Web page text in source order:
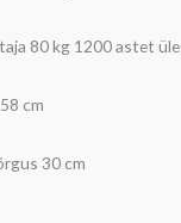
80 kg 1200 astet
cm
30 cm